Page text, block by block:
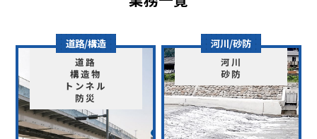
道路/構造
道路
構造物
トンネル
防災
河川/砂防
河川
砂防